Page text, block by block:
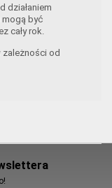
działaniem
mogą być
cały rok.
zależności od